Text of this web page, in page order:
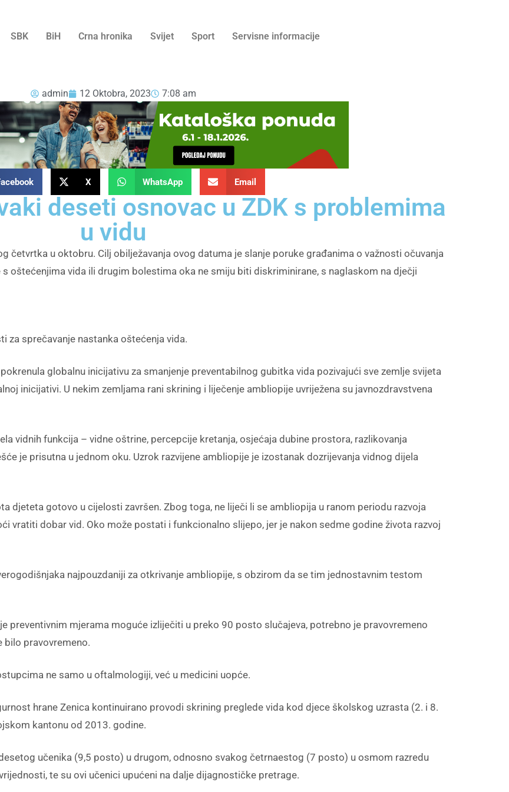
SBK BiH Crna hronika Svijet Sport Servisne informacije
admin 12 Oktobra, 2023 7:08 am
X WhatsApp Email
deseti osnovac u ZDK s problemima
u vidu
četvrtka u oktobru. Cilj obilježavanja ovog datuma je slanje poruke građanima o važnosti očuvanja
oštećenjima vida ili drugim bolestima oka ne smiju biti diskriminirane, s naglaskom na dječji
za sprečavanje nastanka oštećenja vida.
globalnu inicijativu za smanjenje preventabilnog gubitka vida pozivajući sve zemlje svijeta
inicijativi. U nekim zemljama rani skrining i liječenje ambliopije uvriježena su javnozdravstvena
vidnih funkcija – vidne oštrine, percepcije kretanja, osjećaja dubine prostora, razlikovanja
je prisutna u jednom oku. Uzrok razvijene ambliopije je izostanak dozrijevanja vidnog dijela
djeteta gotovo u cijelosti završen. Zbog toga, ne liječi li se ambliopija u ranom periodu razvoja
vratiti dobar vid. Oko može postati i funkcionalno slijepo, jer je nakon sedme godine života razvoj
najpouzdaniji za otkrivanje ambliopije, s obzirom da se tim jednostavnim testom
preventivnim mjerama moguće izliječiti u preko 90 posto slučajeva, potrebno je pravovremeno
pravovremeno.
ne samo u oftalmologiji, već u medicini uopće.
hrane Zenica kontinuirano provodi skrining preglede vida kod djece školskog uzrasta (2. i 8.
kantonu od 2013. godine.
učenika (9,5 posto) u drugom, odnosno svakog četrnaestog (7 posto) u osmom razredu
te su ovi učenici upućeni na dalje dijagnostičke pretrage.